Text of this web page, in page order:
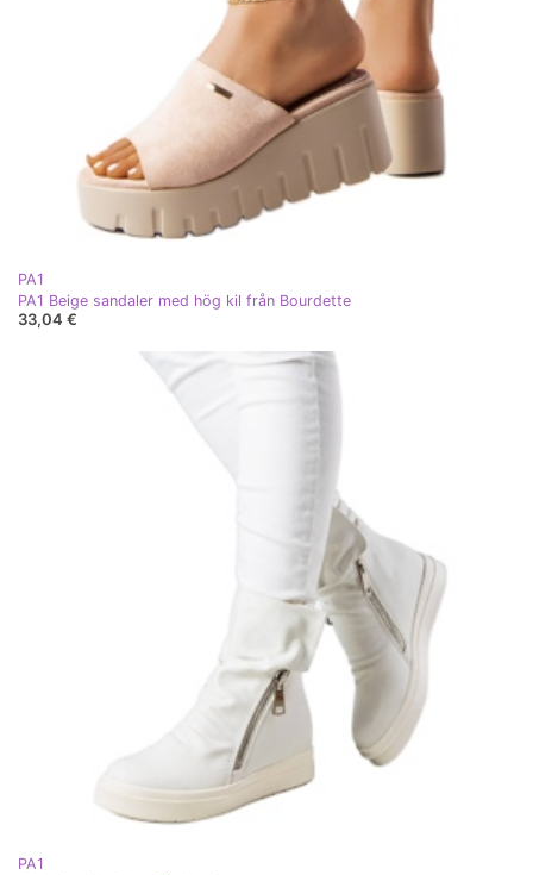
PA1
PA1 Beige sandaler med hög kil från Bourdette
33,04 €
PA1